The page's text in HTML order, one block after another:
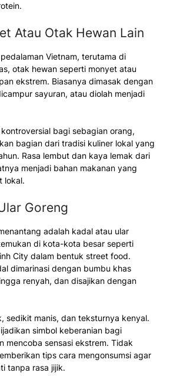
Atau Otak Hewan Lain
Vietnam, terutama di
otak hewan seperti monyet atau
ekstrem. Biasanya dimasak dengan
sayuran, atau diolah menjadi
bagi sebagian orang,
bagian dari tradisi kuliner lokal yang
Rasa lembut dan kaya lemak dari
menjadi bahan makanan yang
lokal.
Goreng
adalah kadal atau ular
di kota-kota besar seperti
City dalam bentuk street food.
dimarinasi dengan bumbu khas
renyah, dan disajikan dengan
sedikit manis, dan teksturnya kenyal.
simbol keberanian bagi
mencoba sensasi ekstrem. Tidak
tips cara mengonsumsi agar
tanpa rasa jijik.